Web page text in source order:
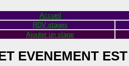
Accueil
RDV stages
Ajouter un stage
EVENEMENT